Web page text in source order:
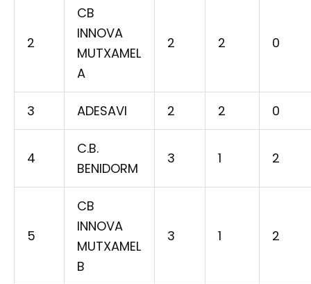
2
CB
INNOVA
MUTXAMEL
A
2 2 0
3 ADESAVI 2 2 0
4
C.B.
BENIDORM
3 1 2
5
CB
INNOVA
MUTXAMEL
B
3 1 2